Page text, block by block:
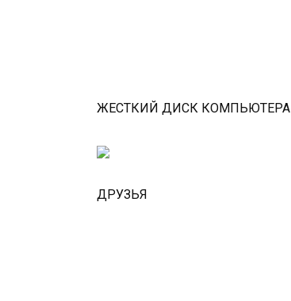
ЖЕСТКИЙ ДИСК КОМПЬЮТЕРА
ДРУЗЬЯ